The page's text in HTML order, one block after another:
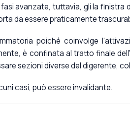
avanzate, tuttavia, gli la finistra
da essere praticamente
poiché coinvolge
è confinata al tratto finale
sezioni diverse del digerente,
casi, può essere invalidante.